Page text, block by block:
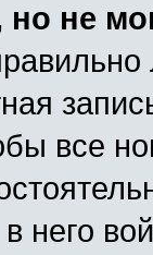
но не
все
него